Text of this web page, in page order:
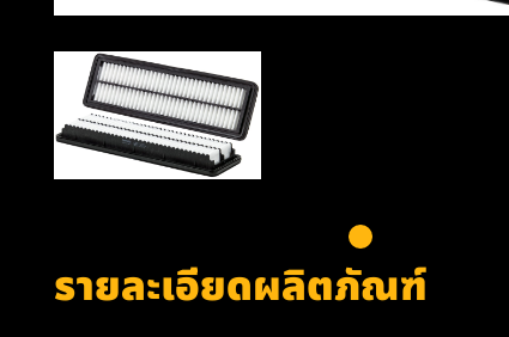
รายละเอียดผลิตภัณฑ์